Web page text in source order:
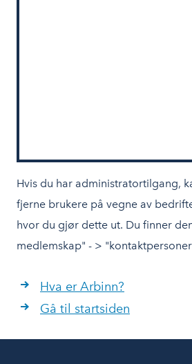
Hvis du har administratortilgang,
fjerne brukere på vegne av
hvor du gjør dette ut. Du finner
medlemskap" - >
Hva er Arbinn?
Gå til startsiden